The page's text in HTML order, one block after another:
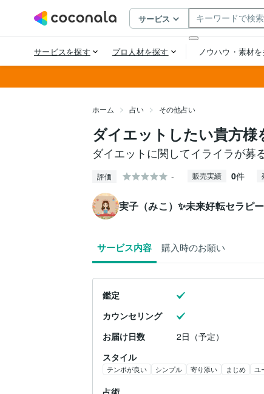
ホーム 占い その他占い
ダイエットしたい貴方
ダイエットに関してイライラが募
評価 - 販売実績 0件
実子（みこ）✨未来好転セラピ
サービス内容 購入時のお願い
鑑定
カウンセリング
お届け日数
2日（予定）
スタイル
テンポが良い シンプル 寄り添い まじめ ユ
占術